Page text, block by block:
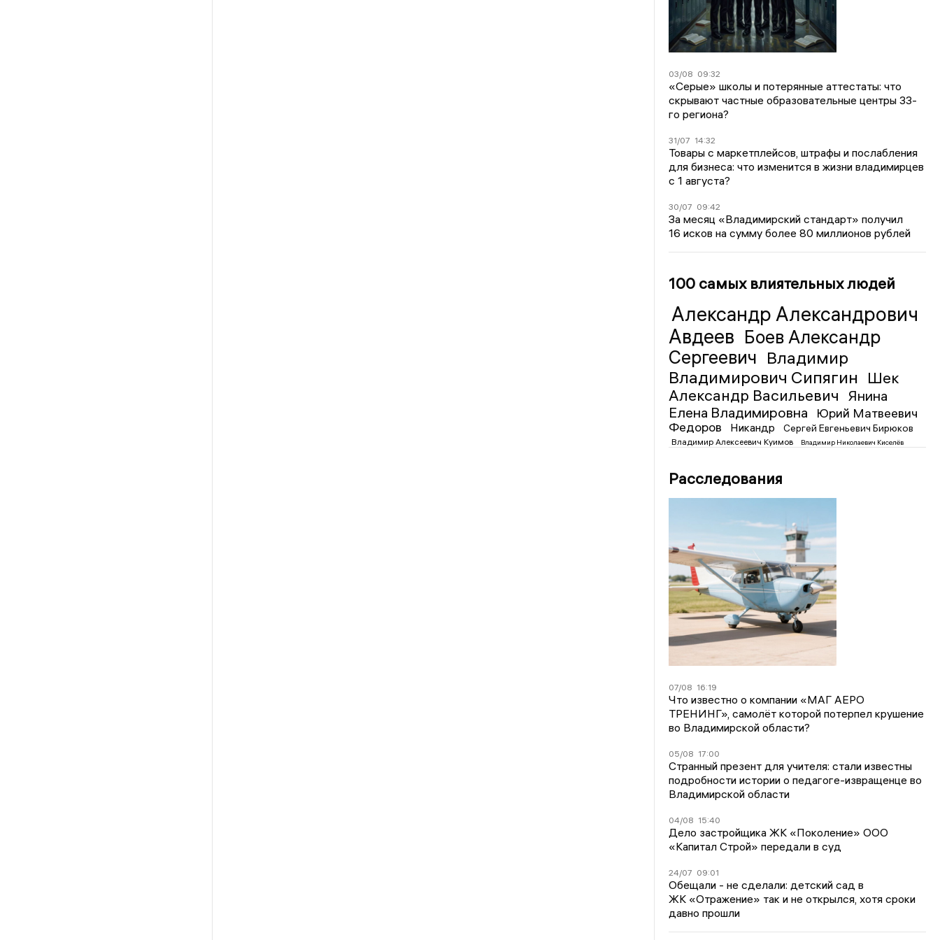
03/08 09:32
«Серые» школы и потерянные аттестаты: что
скрывают частные образовательные центры 33-
го региона?
31/07 14:32
Товары с маркетплейсов, штрафы и послабления
для бизнеса: что изменится в жизни владимирцев
с 1 августа?
30/07 09:42
За месяц «Владимирский стандарт» получил
16 исков на сумму более 80 миллионов рублей
100 самых влиятельных людей
Александр Александрович
Авдеев Боев Александр
Сергеевич Владимир
Владимирович Сипягин Шек
Александр Васильевич
Янина
Елена Владимировна
Юрий Матвеевич
Федоров
Никандр Сергей Евгеньевич Бирюков
Владимир Алексеевич Куимов Владимир Николаевич Киселёв
Расследования
07/08 16:19
Что известно о компании «МАГ АЕРО
ТРЕНИНГ», самолёт которой потерпел крушение
во Владимирской области?
05/08 17:00
Странный презент для учителя: стали известны
подробности истории о педагоге-извращенце во
Владимирской области
04/08 15:40
Дело застройщика ЖК «Поколение» ООО
«Капитал Строй» передали в суд
24/07 09:01
Обещали - не сделали: детский сад в
ЖК «Отражение» так и не открылся, хотя сроки
давно прошли